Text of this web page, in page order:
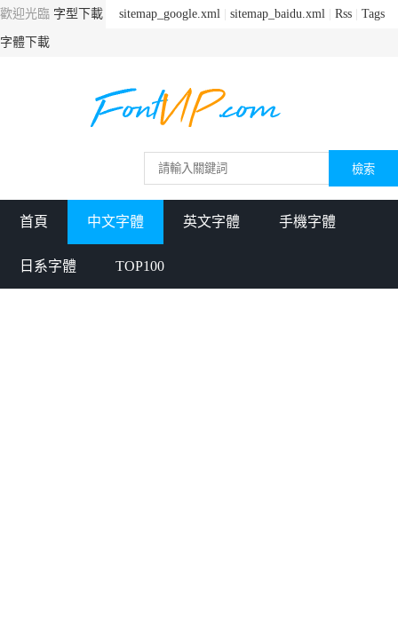
sitemap_google.xml sitemap_baidu.xml Rss Tags
歡迎光臨 字型下載
字體下載
首頁 中文字體 英文字體 手機字體
日系字體 TOP100